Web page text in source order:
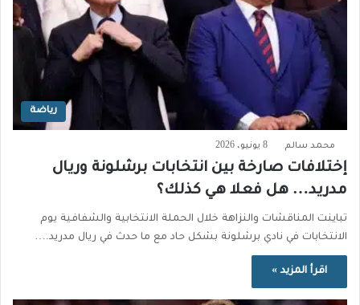
رياضة
محمد سالم 8 يونيو، 2026
إختلافات صارخة بين انتخابات برشلونة وريال
مدريد… هل فعلا هي كذلك؟
تباينت المناقشات والنزاهة خلال الحملة الانتخابية والشفافية يوم
الانتخابات في نادي برشلونة بشكل حاد مع ما حدث في ريال مدريد.…
اقرأ المزيد »